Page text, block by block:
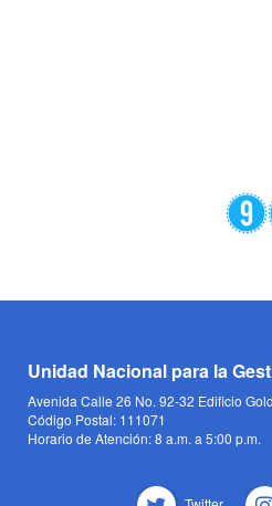
Unidad Nacional para la
Avenida Calle 26 No. 92-32 Edificio
Código Postal: 111071
Horario de Atención: 8 a.m. a 5:00 p.m.